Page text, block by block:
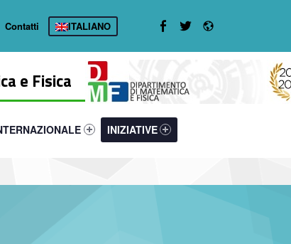
e Fisica
18169-40
identifier #link-menu-primary-46858-49Link identifier #link-menu-primary-5417-57
INIZIATIVE
Contatti ITALIANO